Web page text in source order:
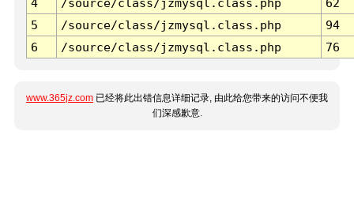
4
/source/class/jzmysql.class.php
62
5
/source/class/jzmysql.class.php
94
6
/source/class/jzmysql.class.php 76
www.365jz.com 已经将此出错信息详细记录, 由此给您带来的访问不便我
们深感歉意.